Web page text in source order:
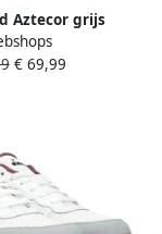
Aztecor grijs
(PBO2303320-
€ 69,99